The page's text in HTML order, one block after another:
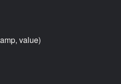
value)